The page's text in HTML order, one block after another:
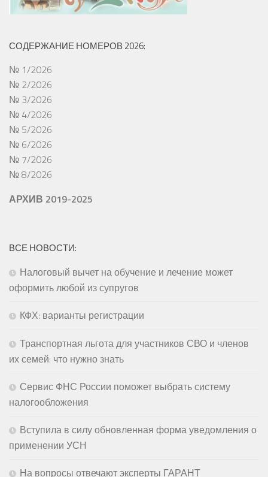
СОДЕРЖАНИЕ НОМЕРОВ 2026:
№ 1/2026
№ 2/2026
№ 3/2026
№ 4/2026
№ 5/2026
№ 6/2026
№ 7/2026
№ 8/2026
АРХИВ 2019-2025
ВСЕ НОВОСТИ:
Налоговый вычет на обучение и лечение может
оформить любой из супругов
КФХ: варианты регистрации
Транспортная льгота для участников СВО и членов
их семей: что нужно знать
Сервис ФНС России поможет выбрать систему
налогообложения
Вступила в силу обновленная форма уведомления о
применении УСН
На вопросы отвечают эксперты ГАРАНТ